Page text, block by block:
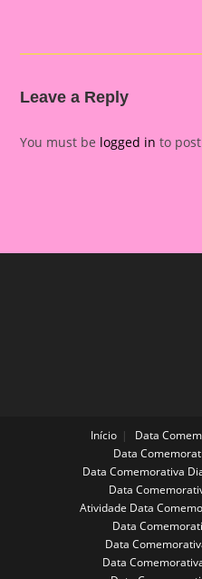
Leave a Reply
You must be logged in to
Início
Data
Data
Data Comemorativa
Data
Atividade Data
Data
Data
Data